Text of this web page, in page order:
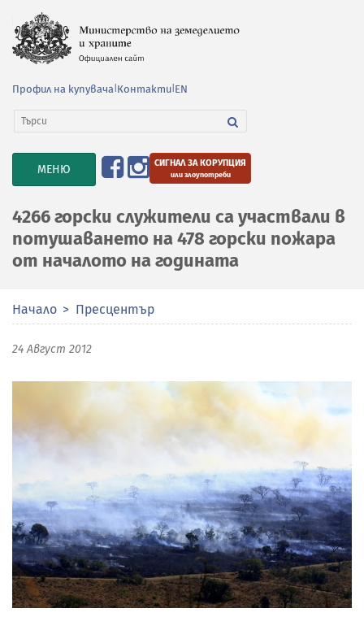
Профил на купувача Контакти EN
TOGGLE
NAVIGATION
МЕНЮ СИГНАЛ ЗА КОРУПЦИЯ
или злоупотреби
4266 горски служители са участвали в
потушаването на 478 горски пожара
от началото на годината
Начало Пресцентър
24 Август 2012